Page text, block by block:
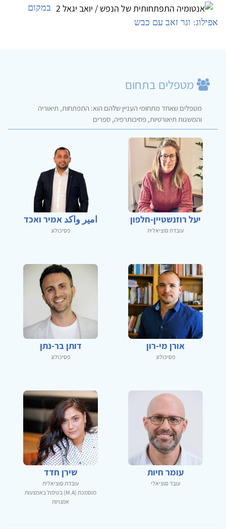
במקום
אפילוג: וגר זאב עם כבש
מטפלים בתחום
מטפלים שאחד מתחומי העניין שלהם הוא: התפתחות, תיאוריה
והמשגות תיאורטיות, פסיכותרפיה, ספרים
יעל רוזנשטיין-חלפון
עובדת סוציאלית
امير واكد אמיר ואכד
פסיכולוג
אורן מי-רון
פסיכולוג
דותן בר-נתן
פסיכולוג
עומר חיות
עובד סוציאלי
שירן חדד
עובדת סוציאלית
מוסמכת (M.A) בטיפול באמצעות
אמנויות